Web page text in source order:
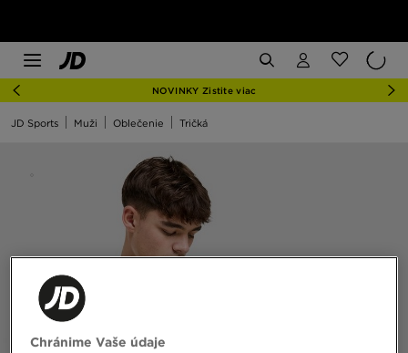
NOVINKY Zistite viac
JD Sports Muži Oblečenie Tričká
Chránime Vaše údaje